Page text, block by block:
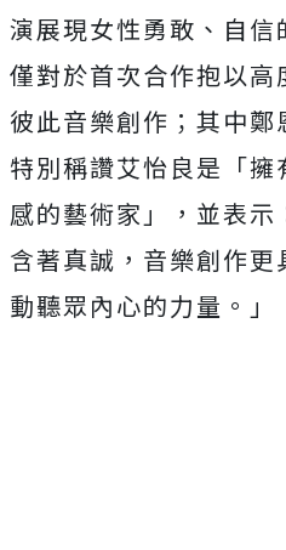
演展現女性勇敢、自
僅對於首次合作抱以
彼此音樂創作；其中
特別稱讚艾怡良是「
感的藝術家」，並表
含著真誠，音樂創作
動聽眾內心的力量。」